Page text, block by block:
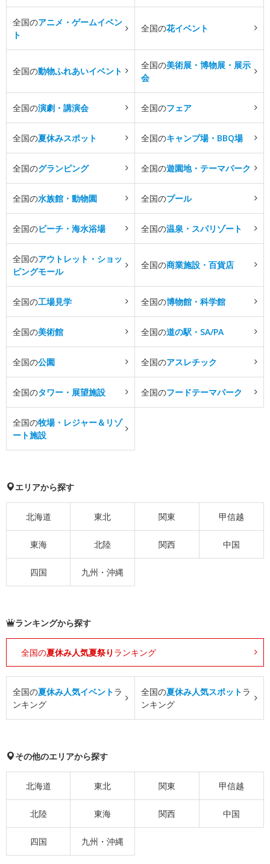
全国のアニメ・ゲームイベン
ト
全国の花イベント
全国の動物ふれあいイベント
全国の美術展・博物展・展示
会
全国の演劇・講演会 全国のフェア
全国の夏休みスポット 全国のキャンプ場・BBQ場
全国のグランピング 全国の遊園地・テーマパーク
全国の水族館・動物園 全国のプール
全国のビーチ・海水浴場 全国の温泉・スパリゾート
全国のアウトレット・ショッ
ピングモール
全国の商業施設・百貨店
全国の工場見学 全国の博物館・科学館
全国の美術館 全国の道の駅・SA/PA
全国の公園 全国のアスレチック
全国のタワー・展望施設 全国のフードテーマパーク
全国の牧場・レジャー＆リゾ
ート施設
エリアから探す
北海道 東北 関東 甲信越
東海 北陸 関西 中国
四国 九州・沖縄
ランキングから探す
全国の夏休み人気夏祭り ランキング
全国の夏休み人気イベントラ
ンキング
全国の夏休み人気スポットラ
ンキング
その他のエリアから探す
北海道 東北 関東 甲信越
北陸 東海 関西 中国
四国 九州・沖縄